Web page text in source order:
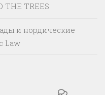
THE TREES
и нордические
Law